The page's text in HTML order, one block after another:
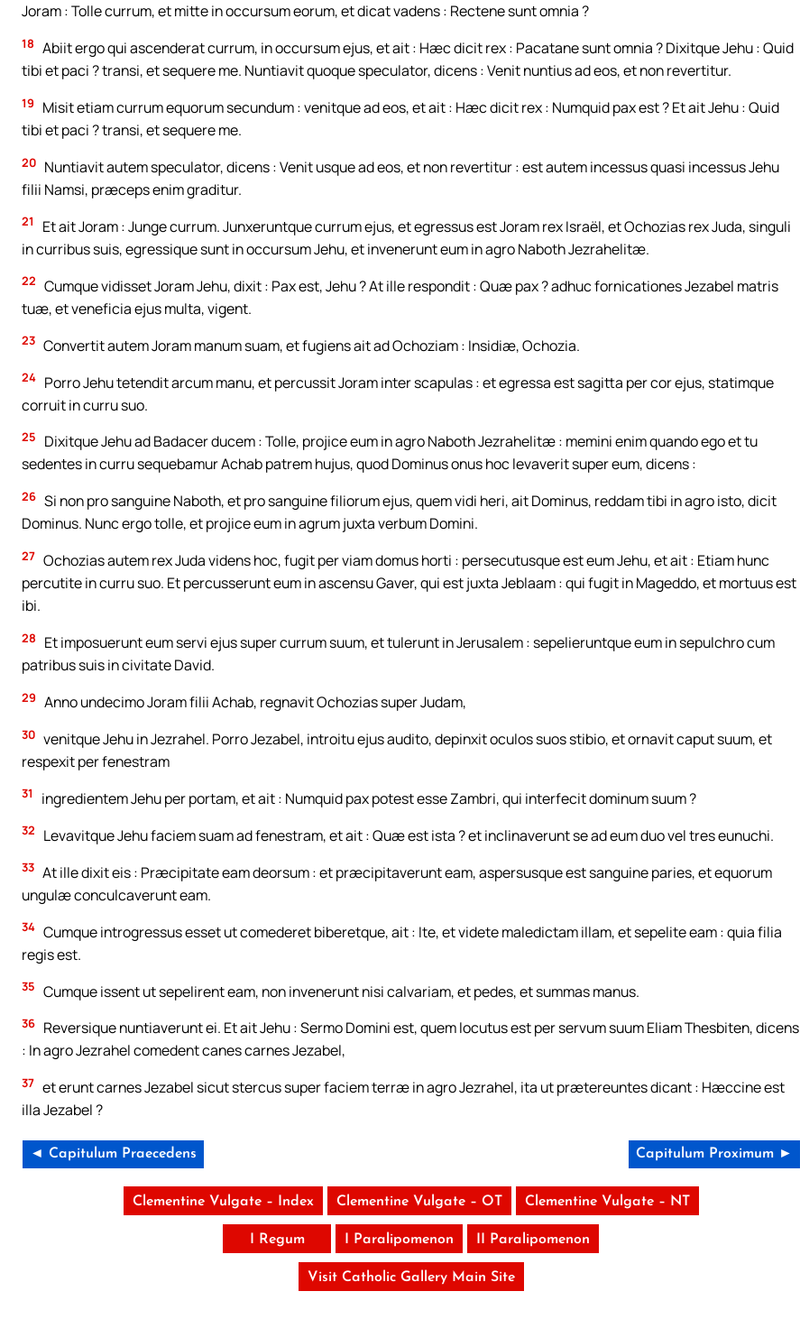
Joram : Tolle currum, et mitte in occursum eorum, et dicat vadens : Rectene sunt omnia ?
18 Abiit ergo qui ascenderat currum, in occursum ejus, et ait : Hæc dicit rex : Pacatane sunt omnia ? Dixitque Jehu : Quid
tibi et paci ? transi, et sequere me. Nuntiavit quoque speculator, dicens : Venit nuntius ad eos, et non revertitur.
19
Misit etiam currum equorum secundum : venitque ad eos, et ait : Hæc dicit rex : Numquid pax est ? Et ait Jehu : Quid
tibi et paci ? transi, et sequere me.
20 Nuntiavit autem speculator, dicens : Venit usque ad eos, et non revertitur : est autem incessus quasi incessus Jehu
filii Namsi, præceps enim graditur.
21
Et ait Joram : Junge currum. Junxeruntque currum ejus, et egressus est Joram rex Israël, et Ochozias rex Juda, singuli
in curribus suis, egressique sunt in occursum Jehu, et invenerunt eum in agro Naboth Jezrahelitæ.
22 Cumque vidisset Joram Jehu, dixit : Pax est, Jehu ? At ille respondit : Quæ pax ? adhuc fornicationes Jezabel matris
tuæ, et veneficia ejus multa, vigent.
23 Convertit autem Joram manum suam, et fugiens ait ad Ochoziam : Insidiæ, Ochozia.
24 Porro Jehu tetendit arcum manu, et percussit Joram inter scapulas : et egressa est sagitta per cor ejus, statimque
corruit in curru suo.
25
Dixitque Jehu ad Badacer ducem : Tolle, projice eum in agro Naboth Jezrahelitæ : memini enim quando ego et tu
sedentes in curru sequebamur Achab patrem hujus, quod Dominus onus hoc levaverit super eum, dicens :
26 Si non pro sanguine Naboth, et pro sanguine filiorum ejus, quem vidi heri, ait Dominus, reddam tibi in agro isto, dicit
Dominus. Nunc ergo tolle, et projice eum in agrum juxta verbum Domini.
27 Ochozias autem rex Juda videns hoc, fugit per viam domus horti : persecutusque est eum Jehu, et ait : Etiam hunc
percutite in curru suo. Et percusserunt eum in ascensu Gaver, qui est juxta Jeblaam : qui fugit in Mageddo, et mortuus est
ibi.
28
Et imposuerunt eum servi ejus super currum suum, et tulerunt in Jerusalem : sepelieruntque eum in sepulchro cum
patribus suis in civitate David.
29 Anno undecimo Joram filii Achab, regnavit Ochozias super Judam,
30 venitque Jehu in Jezrahel. Porro Jezabel, introitu ejus audito, depinxit oculos suos stibio, et ornavit caput suum, et
respexit per fenestram
31 ingredientem Jehu per portam, et ait : Numquid pax potest esse Zambri, qui interfecit dominum suum ?
32 Levavitque Jehu faciem suam ad fenestram, et ait : Quæ est ista ? et inclinaverunt se ad eum duo vel tres eunuchi.
33 At ille dixit eis : Præcipitate eam deorsum : et præcipitaverunt eam, aspersusque est sanguine paries, et equorum
ungulæ conculcaverunt eam.
34 Cumque introgressus esset ut comederet biberetque, ait : Ite, et videte maledictam illam, et sepelite eam : quia filia
regis est.
35 Cumque issent ut sepelirent eam, non invenerunt nisi calvariam, et pedes, et summas manus.
36 Reversique nuntiaverunt ei. Et ait Jehu : Sermo Domini est, quem locutus est per servum suum Eliam Thesbiten, dicens
: In agro Jezrahel comedent canes carnes Jezabel,
37 et erunt carnes Jezabel sicut stercus super faciem terræ in agro Jezrahel, ita ut prætereuntes dicant : Hæccine est
illa Jezabel ?
◄ Capitulum Praecedens Capitulum Proximum ►
Clementine Vulgate – Index Clementine Vulgate – OT Clementine Vulgate – NT
I Regum I Paralipomenon II Paralipomenon
Visit Catholic Gallery Main Site